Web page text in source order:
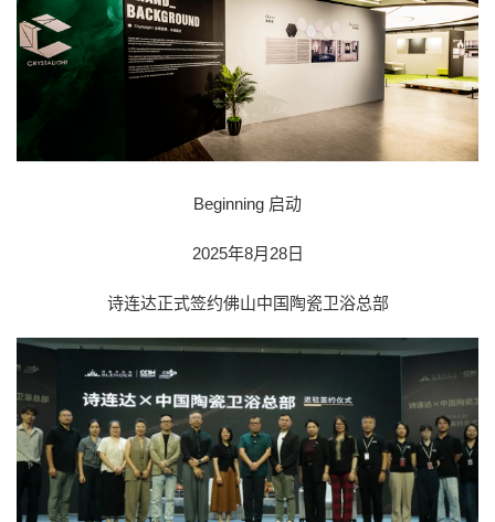
Beginning 启动
2025年8月 28日
诗连达正式签约佛山中国陶瓷卫浴总部